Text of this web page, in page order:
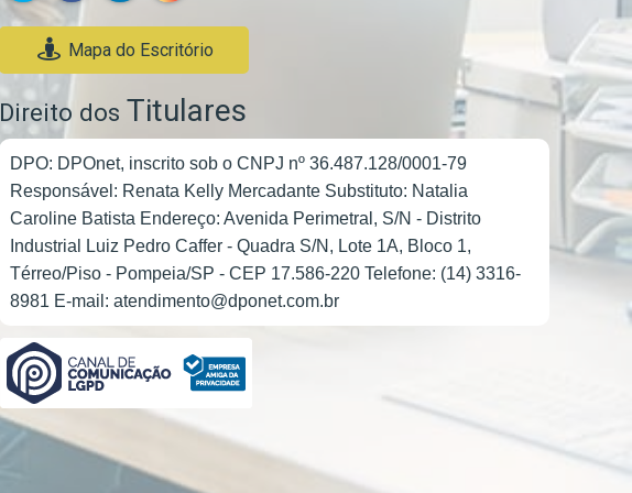
Mapa do Escritório
Direito dos Titulares
DPO: DPOnet, inscrito sob o CNPJ nº 36.487.128/0001-79
Responsável: Renata Kelly Mercadante Substituto: Natalia
Caroline Batista Endereço: Avenida Perimetral, S/N - Distrito
Industrial Luiz Pedro Caffer - Quadra S/N, Lote 1A, Bloco 1,
Térreo/Piso - Pompeia/SP - CEP 17.586-220 Telefone: (14) 3316-
8981 E-mail: atendimento@dponet.com.br